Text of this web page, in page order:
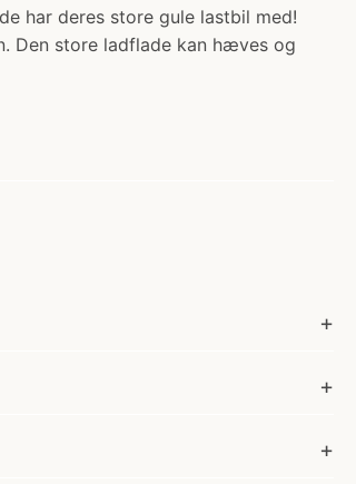
har deres store gule lastbil med!
Den store ladflade kan hæves og